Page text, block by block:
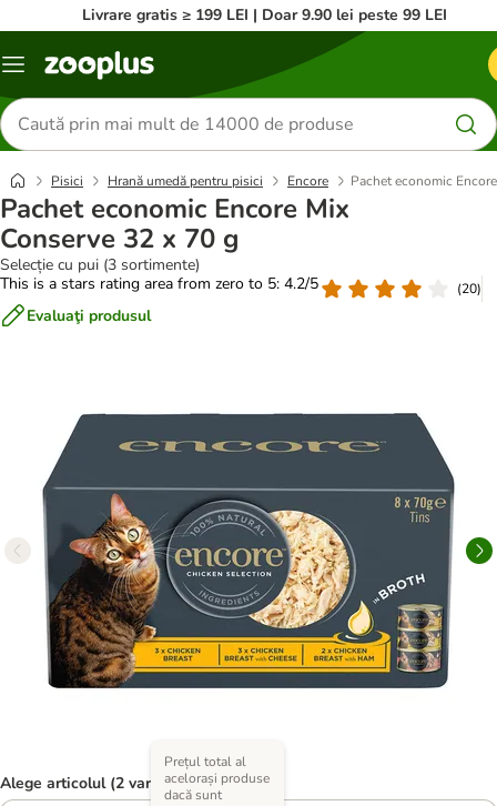
Livrare gratis ≥ 199 LEI | Doar 9.90 lei peste 99 LEI
Categorii
Căutare
produse
Pisici Hrană umedă pentru pisici Encore Pachet economic
Pachet economic Encore Mix
Conserve 32 x 70 g
Selecție cu pui (3 sortimente)
This is a stars rating area from zero to 5: 4.2/5
(20)
Evaluaţi produsul
Alege articolul (2 variante)
Prețul total al
acelorași produse
dacă sunt